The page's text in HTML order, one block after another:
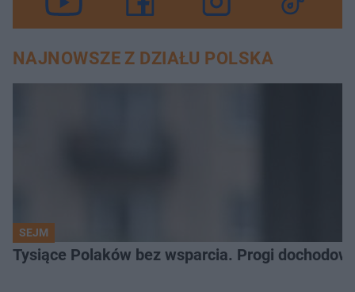
NAJNOWSZE Z DZIAŁU POLSKA
SEJM
Tysiące Polaków bez wsparcia. Progi